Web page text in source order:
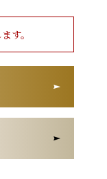
す。